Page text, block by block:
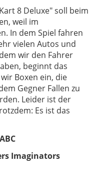
8 Deluxe" soll beim
weil im
In dem Spiel fahren
vielen Autos und
wir den Fahrer
beginnt das
Boxen ein, die
Gegner Fallen zu
Leider ist der
Es ist das
Imaginators